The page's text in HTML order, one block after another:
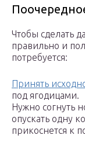
Чтобы сделать
правильно и
потребуется:
Принять
под ягодицами.
Нужно согнуть
опускать одну
прикоснется к